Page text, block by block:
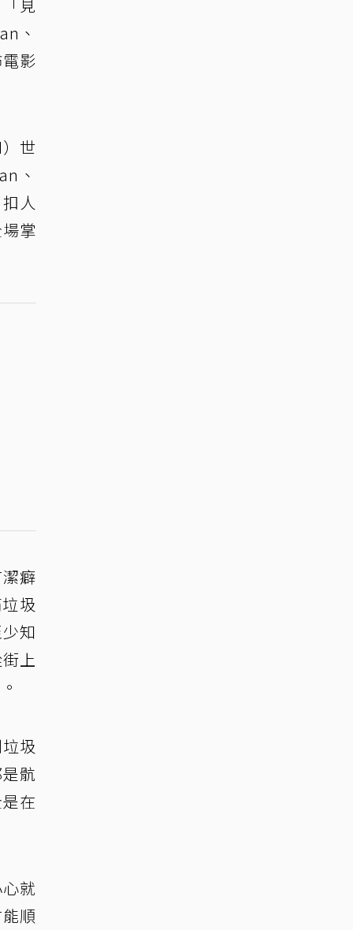
見
、
影
世
、
人
掌
癖
圾
知
上
圾
骯
在
就
順